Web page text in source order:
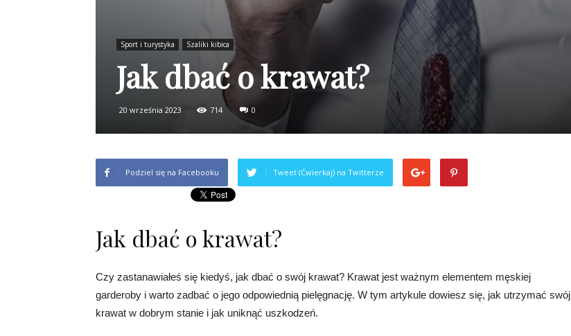
Sport i turystyka Szaliki kibica
Jak dbać o krawat?
20 września 2023 714 0
Podziel się na Facebooku Tweet (Ćwierkaj) na Twitterze
Jak dbać o krawat?
Czy zastanawiałeś się kiedyś, jak dbać o swój krawat? Krawat jest ważnym elementem męskiej
garderoby i warto zadbać o jego odpowiednią pielęgnację. W tym artykule dowiesz się, jak utrzymać swój
krawat w dobrym stanie i jak uniknąć uszkodzeń.